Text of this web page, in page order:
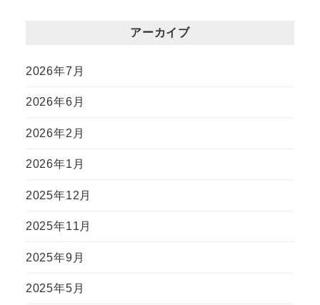
アーカイブ
2026年7月
2026年6月
2026年2月
2026年1月
2025年12月
2025年11月
2025年9月
2025年5月